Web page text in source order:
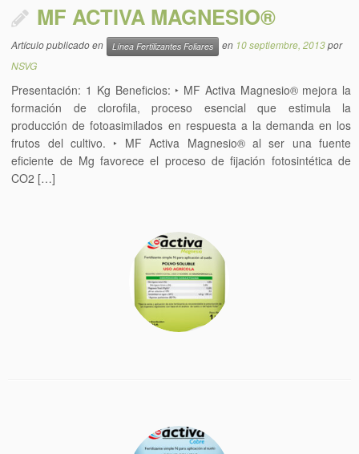
MF ACTIVA MAGNESIO®
Artículo publicado en Línea Fertilizantes Foliares en 10 septiembre, 2013por
NSVG
Presentación: 1 Kg Beneficios: ‣ MF Activa Magnesio® mejora la
formación de clorofila, proceso esencial que estimula la
producción de fotoasimilados en respuesta a la demanda en los
frutos del cultivo. ‣ MF Activa Magnesio® al ser una fuente
eficiente de Mg favorece el proceso de fijación fotosintética de
CO2 […]